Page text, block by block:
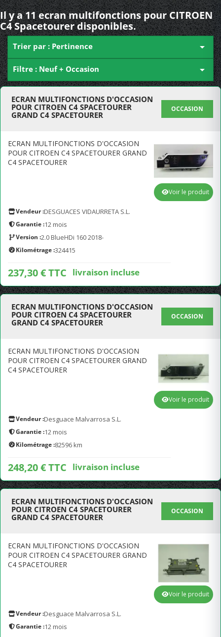
Il y a 11 ecran multifonctions pour CITROEN
C4 Spacetourer disponibles.
Trier par : Pertinence 
Filtre : Neuf + Occasion 
ECRAN MULTIFONCTIONS D'OCCASION
POUR CITROEN C4 SPACETOURER
GRAND C4 SPACETOURER
OCCASION
ECRAN MULTIFONCTIONS D'OCCASION
POUR CITROEN C4 SPACETOURER GRAND
C4 SPACETOURER
Vendeur :DESGUACES VIDAURRETA S.L.
Garantie :12 mois
Version :2.0 BlueHDi 160 2018-
Kilométrage :324415
237,30 € TTC livraison incluse
Voir le produit
ECRAN MULTIFONCTIONS D'OCCASION
POUR CITROEN C4 SPACETOURER
GRAND C4 SPACETOURER
OCCASION
ECRAN MULTIFONCTIONS D'OCCASION
POUR CITROEN C4 SPACETOURER GRAND
C4 SPACETOURER
Vendeur :Desguace Malvarrosa S.L.
Garantie :12 mois
Kilométrage :82596 km
248,20 € TTC livraison incluse
Voir le produit
ECRAN MULTIFONCTIONS D'OCCASION
POUR CITROEN C4 SPACETOURER
GRAND C4 SPACETOURER
OCCASION
ECRAN MULTIFONCTIONS D'OCCASION
POUR CITROEN C4 SPACETOURER GRAND
C4 SPACETOURER
Vendeur :Desguace Malvarrosa S.L.
Garantie :12 mois
Voir le produit